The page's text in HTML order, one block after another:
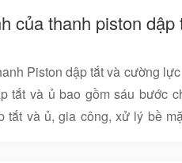
thanh xi lanh và tránh bỏng do
Piston dập tắt và cường
tắt và ủ bao gồm sáu bước
và ủ, gia công, xử lý bề